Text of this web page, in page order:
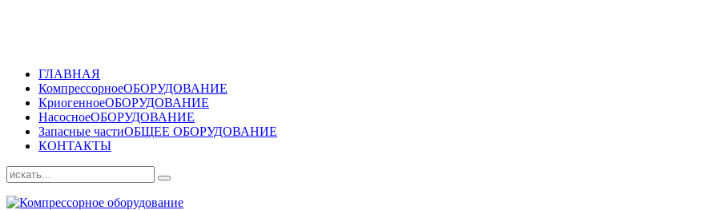
ГЛАВНАЯ
КомпрессорноеОБОРУДОВАНИЕ
КриогенноеОБОРУДОВАНИЕ
НасосноеОБОРУДОВАНИЕ
Запасные частиОБЩЕЕ ОБОРУДОВАНИЕ
КОНТАКТЫ